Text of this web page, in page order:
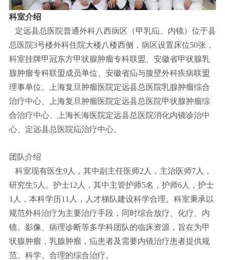
科室介绍
定远县总医院普通外科八西病区（甲乳疝、内镜）位于县
总医院3号楼外科住院大楼八楼西侧，病区设置床位50张，
科室挂牌甲冠东方甲状腺肿瘤专科联盟、安徽省甲状腺乳
腺肿瘤专科联盟成员单位、安徽省疝与腹壁外科疾病联盟
理事单位、上海复旦肿瘤医院定远县总医院乳腺肿瘤综合
治疗中心、上海复旦肿瘤医院定远县总医院甲状腺肿瘤综
合治疗中心、上海长海医院定远县总医院消化内镜诊治中
心、定远县总医院疝治疗中心。
团队介绍
科室现有医生9人，其中副主任医师2人，主治医师7人，
研究生5人。护士12人，其中主管护师5名，护师6人，护士
1人，本科学历11人，人才梯队建设科学合理。科室秉承以
规范外科治疗为主要治疗手段，同时综合放疗、化疗、内
镜、影像、病理诊断等多学科团队的临床资源，旨在为甲
状腺肿瘤，乳腺肿瘤，疝患者及需要内镜治疗患者提供规
范、科学、合理的综合治疗。